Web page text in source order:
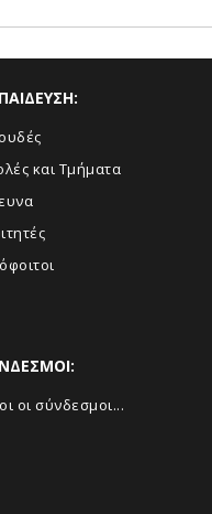
και Τμήματα
οι σύνδεσμοι...